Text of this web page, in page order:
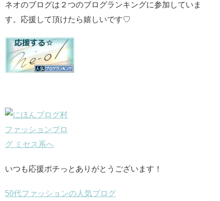
ネオのブログは２つのブログランキングに参加していま
す。応援して頂けたら嬉しいです♡
いつも応援ポチっとありがとうございます！
50代ファッションの人気ブログ